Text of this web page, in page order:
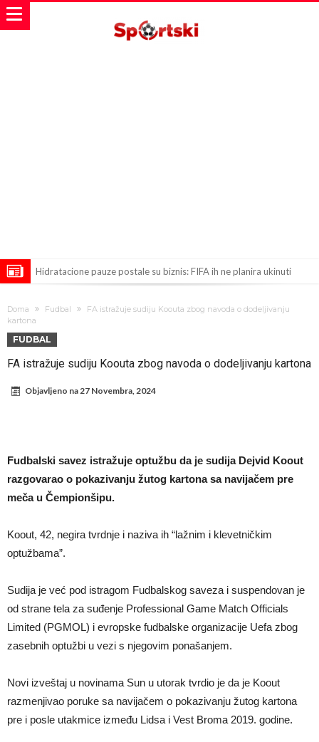
Hidratacione pauze postale su biznis: FIFA ih ne planira ukinuti
UEFA
Murinjo uvodi strogu disciplinu u Real Madrid. Ovo su tri nova
pravila
Arsenal za 138 miliona evra dovodi zvezdu Serie A?
Francuski sudac suočen s pritvorom zbog navoda o nasilju u
Mudrik se vratio na teren nakon više od 600 dana. Odmah ide na
pozajmicu?
Real Madrid je doneo odluku: Endrick prelazi u Premijer ligu!
Doma Fudbal
FA istražuje sudiju Koouta zbog navoda o dodeljivanju
kartona
FUDBAL
FA istražuje sudiju Koouta zbog navoda o dodeljivanju kartona
Objavljeno na27 Novembra, 2024
Fudbalski savez istražuje optužbu da je sudija Dejvid Koout
razgovarao o pokazivanju žutog kartona sa navijačem pre
meča u Čempionšipu.
Koout, 42, negira tvrdnje i naziva ih “lažnim i klevetničkim
optužbama”.
Sudija je već pod istragom Fudbalskog saveza i suspendovan je
od strane tela za suđenje Professional Game Match Officials
Limited (PGMOL) i evropske fudbalske organizacije Uefa zbog
zasebnih optužbi u vezi s njegovim ponašanjem.
Novi izveštaj u novinama Sun u utorak tvrdio je da je Koout
razmenjivao poruke sa navijačem o pokazivanju žutog kartona
pre i posle utakmice između Lidsa i Vest Broma 2019. godine.